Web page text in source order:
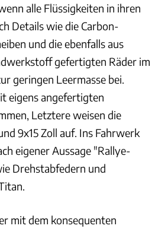
alle Flüssigkeiten in ihren
Details wie die Carbon-
und die ebenfalls aus
gefertigten Räder im
geringen Leermasse bei.
eigens angefertigten
Letztere weisen die
9x15 Zoll auf. Ins Fahrwerk
eigener Aussage "Rallye-
Drehstabfedern und
mit dem konsequenten